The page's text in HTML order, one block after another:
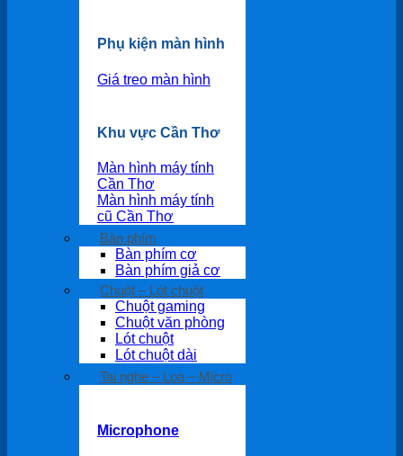
Phụ kiện màn hình
Giá treo màn hình
Khu vực Cần Thơ
Màn hình máy tính
Cần Thơ
Màn hình máy tính
cũ Cần Thơ
Bàn phím
Bàn phím cơ
Bàn phím giả cơ
Chuột – Lót chuột
Chuột gaming
Chuột văn phòng
Lót chuột
Lót chuột dài
Tai nghe – Loa – Micro
Microphone